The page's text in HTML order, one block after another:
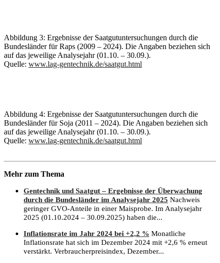
Abbildung 3: Ergebnisse der Saatgutuntersuchungen durch die
Bundesländer für Raps (2009 – 2024). Die Angaben beziehen sich
auf das jeweilige Analysejahr (01.10. – 30.09.).
Quelle: www.lag-gentechnik.de/saatgut.html
Abbildung 4: Ergebnisse der Saatgutuntersuchungen durch die
Bundesländer für Soja (2011 – 2024). Die Angaben beziehen sich
auf das jeweilige Analysejahr (01.10. – 30.09.).
Quelle: www.lag-gentechnik.de/saatgut.html
Mehr zum Thema
Gentechnik und Saatgut – Ergebnisse der Überwachung
durch die Bundesländer im Analysejahr 2025 Nachweis
geringer GVO-Anteile in einer Maisprobe. Im Analysejahr
2025 (01.10.2024 – 30.09.2025) haben die...
Inflationsrate im Jahr 2024 bei +2,2 % Monatliche
Inflationsrate hat sich im Dezember 2024 mit +2,6 % erneut
verstärkt. Verbraucherpreisindex, Dezember...